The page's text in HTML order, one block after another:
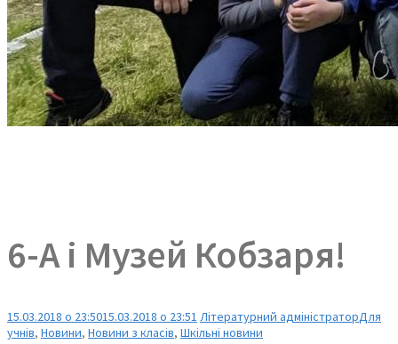
6-А і Музей Кобзаря!
15.03.2018 о 23:5015.03.2018 о 23:51 Літературний адміністраторДля
учнів, Новини, Новини з класів, Шкільні новини